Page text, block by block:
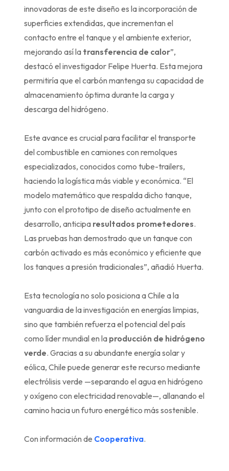
innovadoras de este diseño es la incorporación de
superficies extendidas, que incrementan el
contacto entre el tanque y el ambiente exterior,
mejorando así la transferencia de calor”,
destacó el investigador Felipe Huerta. Esta mejora
permitiría que el carbón mantenga su capacidad de
almacenamiento óptima durante la carga y
descarga del hidrógeno.
Este avance es crucial para facilitar el transporte
del combustible en camiones con remolques
especializados, conocidos como tube-trailers,
haciendo la logística más viable y económica. “El
modelo matemático que respalda dicho tanque,
junto con el prototipo de diseño actualmente en
desarrollo, anticipa resultados prometedores.
Las pruebas han demostrado que un tanque con
carbón activado es más económico y eficiente que
los tanques a presión tradicionales”, añadió Huerta.
Esta tecnología no solo posiciona a Chile a la
vanguardia de la investigación en energías limpias,
sino que también refuerza el potencial del país
como líder mundial en la producción de hidrógeno
verde. Gracias a su abundante energía solar y
eólica, Chile puede generar este recurso mediante
electrólisis verde —separando el agua en hidrógeno
y oxígeno con electricidad renovable—, allanando el
camino hacia un futuro energético más sostenible.
Con información de Cooperativa.